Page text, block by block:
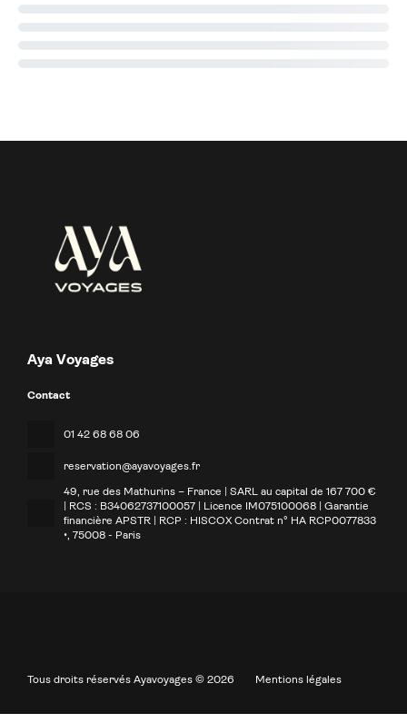
Aya Voyages
Contact
01 42 68 68 06
reservation@ayavoyages.fr
49, rue des Mathurins – France | SARL au capital de 167 700 €
| RCS : B34062737100057 | Licence IM075100068 | Garantie
financière APSTR | RCP : HISCOX Contrat n° HA RCP0077833
• , 75008 - Paris
Tous droits réservés Ayavoyages © 2026 Mentions légales